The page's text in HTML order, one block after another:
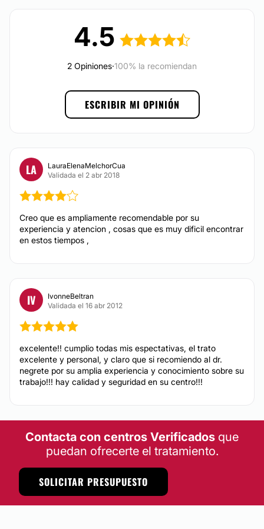
Mentoplastia
Cirugía láser de ojos
Cirugía plástica reconstructiva
Braquioplastia
Reconstrucción mamaria
Aumento de labios
Blefaroplastia sin cirugía
4.5
2 Opiniones·100% la recomiendan
ESCRIBIR MI OPINIÓN
LA
LauraElenaMelchorCua
Validada el 2 abr 2018
Creo que es ampliamente recomendable por su
experiencia y atencion , cosas que es muy dificil encontrar
en estos tiempos ,
IV
IvonneBeltran
Validada el 16 abr 2012
excelente!! cumplio todas mis espectativas, el trato
excelente y personal, y claro que si recomiendo al dr.
negrete por su amplia experiencia y conocimiento sobre su
trabajo!!! hay calidad y seguridad en su centro!!!
Contacta con centros Verificados que
puedan ofrecerte el tratamiento.
SOLICITAR PRESUPUESTO